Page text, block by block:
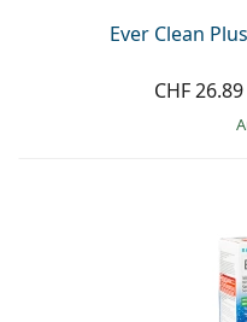
Ever Clean
CHF 26.89